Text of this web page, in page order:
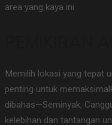
area yang kaya ini.
Memilih lokasi yang tepat
penting untuk
dibahas—Seminyak,
kelebihan dan tantangan